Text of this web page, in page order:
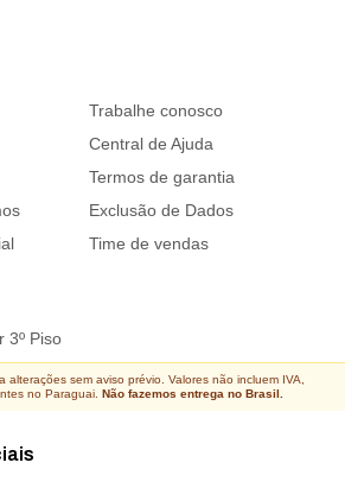
Trabalhe conosco
Central de Ajuda
Termos de garantia
Exclusão de Dados
Time de vendas
3º Piso
alterações sem aviso prévio. Valores não incluem IVA,
no Paraguai. Não fazemos entrega no Brasil.